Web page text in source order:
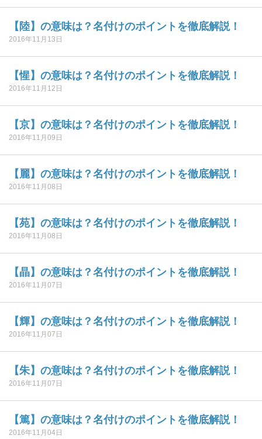
【陸】の意味は？名付けのポイントを徹底解説！
2016年11月13日
【惺】の意味は？名付けのポイントを徹底解説！
2016年11月12日
【京】の意味は？名付けのポイントを徹底解説！
2016年11月09日
【麗】の意味は？名付けのポイントを徹底解説！
2016年11月08日
【苑】の意味は？名付けのポイントを徹底解説！
2016年11月08日
【晶】の意味は？名付けのポイントを徹底解説！
2016年11月07日
【輝】の意味は？名付けのポイントを徹底解説！
2016年11月07日
【朱】の意味は？名付けのポイントを徹底解説！
2016年11月07日
【篤】の意味は？名付けのポイントを徹底解説！
2016年11月04日